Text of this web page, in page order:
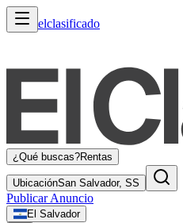
elclasificado
¿Qué buscas?Rentas
UbicaciónSan Salvador, SS
Publicar Anuncio
El Salvador